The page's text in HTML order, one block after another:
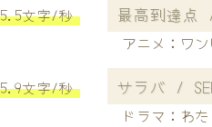
5.5文字/秒 最高到達点 /
アニメ：ワ
5.9文字/秒 サラバ /
ドラマ：わ